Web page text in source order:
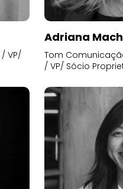
VP/
Adriana
Tom
/ VP/ Sócio